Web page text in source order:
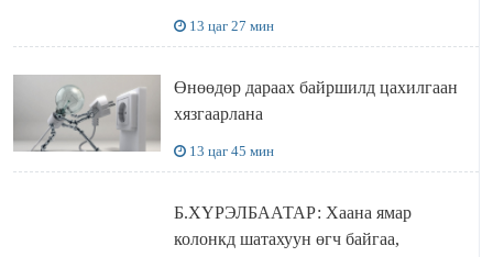
ДЭЛХИЙД СУРТАЛЧИЛАХ гол
бодлого
13 цаг 27 мин
Өнөөдөр дараах байршилд цахилгаан
хязгаарлана
13 цаг 45 мин
Б.ХҮРЭЛБААТАР: Хаана ямар
колонкд шатахуун өгч байгаа,